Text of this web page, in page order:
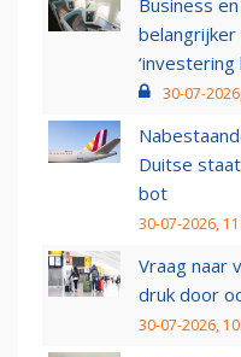
Business
belangrijker
‘investering
30-07-
Duitse
bot
30-07-2026,
Vraag naar
druk door
30-07-2026,